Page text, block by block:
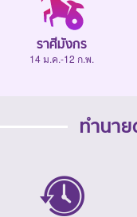
ราศีมังกร
14 ม.ค.-12 ก.พ.
ทำนาย